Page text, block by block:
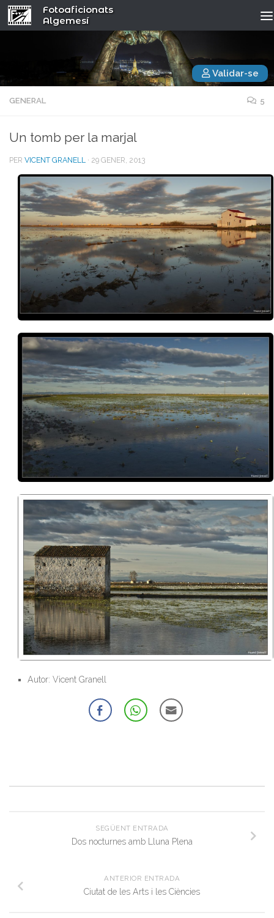
Fotoaficionats
Algemesí
Validar-se
GENERAL 5
Un tomb per la marjal
PER VICENT GRANELL · 29 GENER, 2013
Autor: Vicent Granell
SEGÜENT ENTRADA
Dos nocturnes amb Lluna Plena
ANTERIOR ENTRADA
Ciutat de les Arts i les Ciències